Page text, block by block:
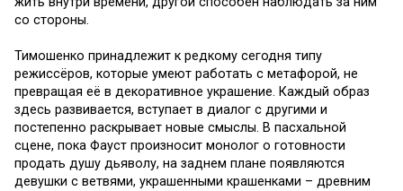
со стороны.
Тимошенко принадлежит к редкому сегодня типу
режиссёров, которые умеют работать с метафорой, не
превращая её в декоративное украшение. Каждый образ
здесь развивается, вступает в диалог с другими и
постепенно раскрывает новые смыслы. В пасхальной
сцене, пока Фауст произносит монолог о готовности
продать душу дьяволу, на заднем плане появляются
девушки с ветвями, украшенными крашенками – древним